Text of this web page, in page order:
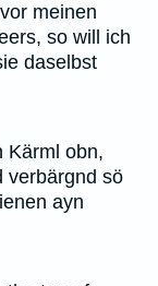
meinen
so will ich
daselbst
Kärml obn,
verbärgnd sö
ayn